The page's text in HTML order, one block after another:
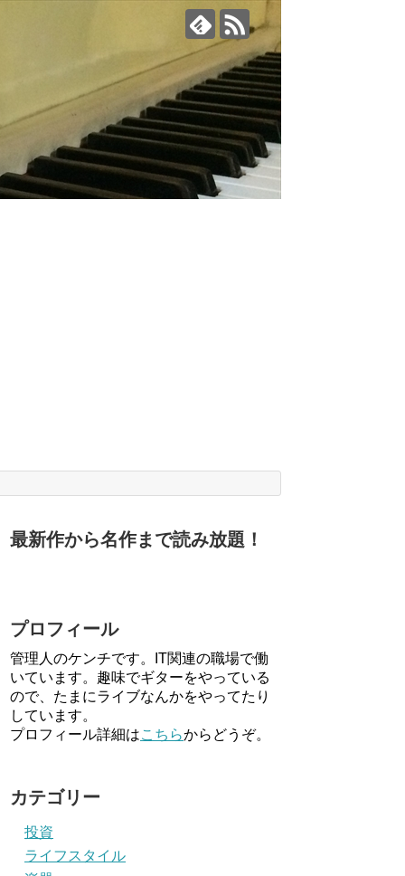
最新作から名作まで読み放題！
プロフィール
管理人のケンチです。IT関連の職場で働
いています。趣味でギターをやっている
ので、たまにライブなんかをやってたり
しています。
プロフィール詳細はこちらからどうぞ。
カテゴリー
投資
ライフスタイル